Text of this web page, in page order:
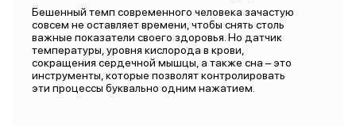
Бешенный темп современного человека зачастую
совсем не оставляет времени, чтобы снять столь
важные показатели своего здоровья. Но датчик
температуры, уровня кислорода в крови,
сокращения сердечной мышцы, а также сна – это
инструменты, которые позволят контролировать
эти процессы буквально одним нажатием.